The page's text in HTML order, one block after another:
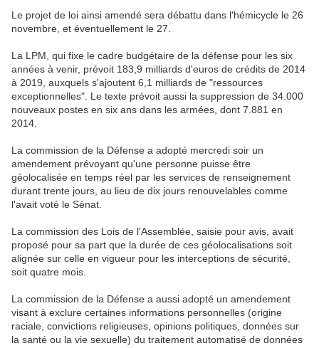
Le projet de loi ainsi amendé sera débattu dans l'hémicycle le 26
novembre, et éventuellement le 27.
La LPM, qui fixe le cadre budgétaire de la défense pour les six
années à venir, prévoit 183,9 milliards d'euros de crédits de 2014
à 2019, auxquels s'ajoutent 6,1 milliards de "ressources
exceptionnelles". Le texte prévoit aussi la suppression de 34.000
nouveaux postes en six ans dans les armées, dont 7.881 en
2014.
La commission de la Défense a adopté mercredi soir un
amendement prévoyant qu'une personne puisse être
géolocalisée en temps réel par les services de renseignement
durant trente jours, au lieu de dix jours renouvelables comme
l'avait voté le Sénat.
La commission des Lois de l'Assemblée, saisie pour avis, avait
proposé pour sa part que la durée de ces géolocalisations soit
alignée sur celle en vigueur pour les interceptions de sécurité,
soit quatre mois.
La commission de la Défense a aussi adopté un amendement
visant à exclure certaines informations personnelles (origine
raciale, convictions religieuses, opinions politiques, données sur
la santé ou la vie sexuelle) du traitement automatisé de données